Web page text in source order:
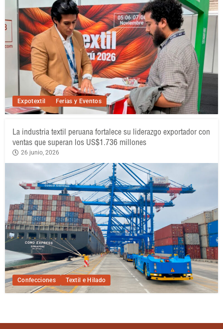
Expotextil Ferias y Eventos
Confecciones Textil e Hilado
La industria textil peruana fortalece su liderazgo exportador con
ventas que superan los US$1.736 millones
26 junio, 2026